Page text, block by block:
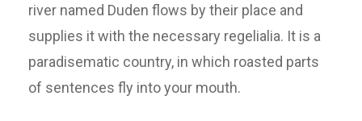
river named Duden flows by their place and
supplies it with the necessary regelialia. It is a
paradisematic country, in which roasted parts
of sentences fly into your mouth.